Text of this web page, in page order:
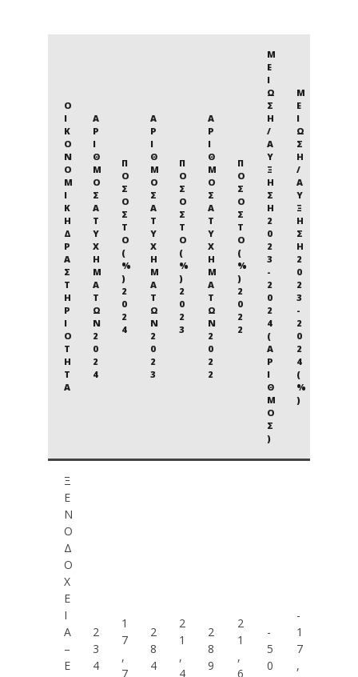
Ο
Ι
Κ
Ο
Ν
Ο
Μ
Ι
Κ
Ή
Δ
Ρ
Α
Σ
Τ
Η
Ρ
Ι
Ό
Τ
Η
Τ
Α
Α
Ρ
Ι
Θ
Μ
Ό
Σ
Α
Τ
Υ
Χ
Η
Μ
Ά
Τ
Ω
Ν
2
0
2
4
Π
Ο
Σ
Ο
Σ
Τ
Ό
(
%
)
2
0
2
4
Α
Ρ
Ι
Θ
Μ
Ό
Σ
Α
Τ
Υ
Χ
Η
Μ
Ά
Τ
Ω
Ν
2
0
2
3
Π
Ο
Σ
Ο
Σ
Τ
Ό
(
%
)
2
0
2
3
Α
Ρ
Ι
Θ
Μ
Ό
Σ
Α
Τ
Υ
Χ
Η
Μ
Ά
Τ
Ω
Ν
2
0
2
2
Π
Ο
Σ
Ο
Σ
Τ
Ό
(
%
)
2
0
2
2
Μ
Ε
Ί
Ω
Σ
Η
/
Α
Ύ
Ξ
Η
Σ
Η
2
0
2
3
-
2
0
2
4
(
Α
Ρ
Ι
Θ
Μ
Ό
Σ
)
Μ
Ε
Ί
Ω
Σ
Η
/
Α
Ύ
Ξ
Η
Σ
Η
2
0
2
3
-
2
0
2
4
(
%
)
Ξ
Ε
Ν
Ο
Δ
Ο
Χ
Ε
Ί
Α
–
Ε
2
3
4
1
7
,
7
2
8
4
2
1
,
4
2
8
9
2
1
,
6
-
5
0
-
1
7
,